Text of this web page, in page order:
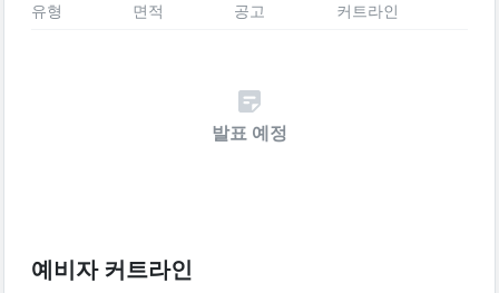
유형 면적 공고 커트라인
발표 예정
예비자 커트라인